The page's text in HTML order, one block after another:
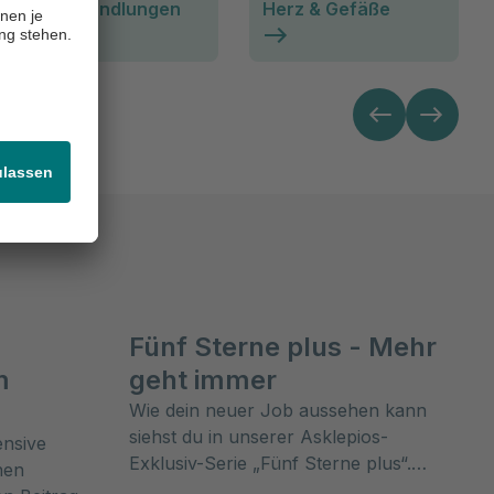
Heilbehandlungen Herz & Gefäße
Fünf Sterne plus - Mehr
geht immer
Wie dein neuer Job aussehen kann
siehst du in unserer Asklepios-
Exklusiv-Serie „Fünf Sterne plus“.